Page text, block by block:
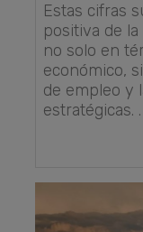
Estas cifras
positiva de
no solo en
económico,
de empleo y
estratégicas. .